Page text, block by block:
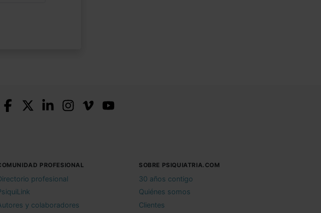
PROFESIONAL
profesional
y colaboradores
SOBRE PSIQUIATRIA.COM
30 años contigo
Quiénes somos
Clientes